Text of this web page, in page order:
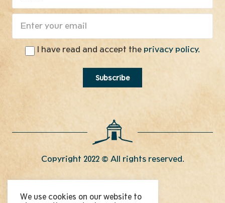
I have read and accept the privacy policy.
Copyright 2022 © All rights reserved.
We use cookies on our website to